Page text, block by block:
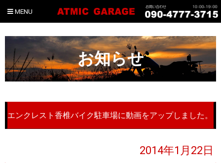
MENU
お知らせ
エンクレスト香椎バイク駐車場に動画をアップしました。
2014年1月22日